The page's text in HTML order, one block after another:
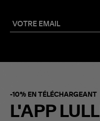
-10% EN TÉLÉCHARGEANT
L'APP LULLI